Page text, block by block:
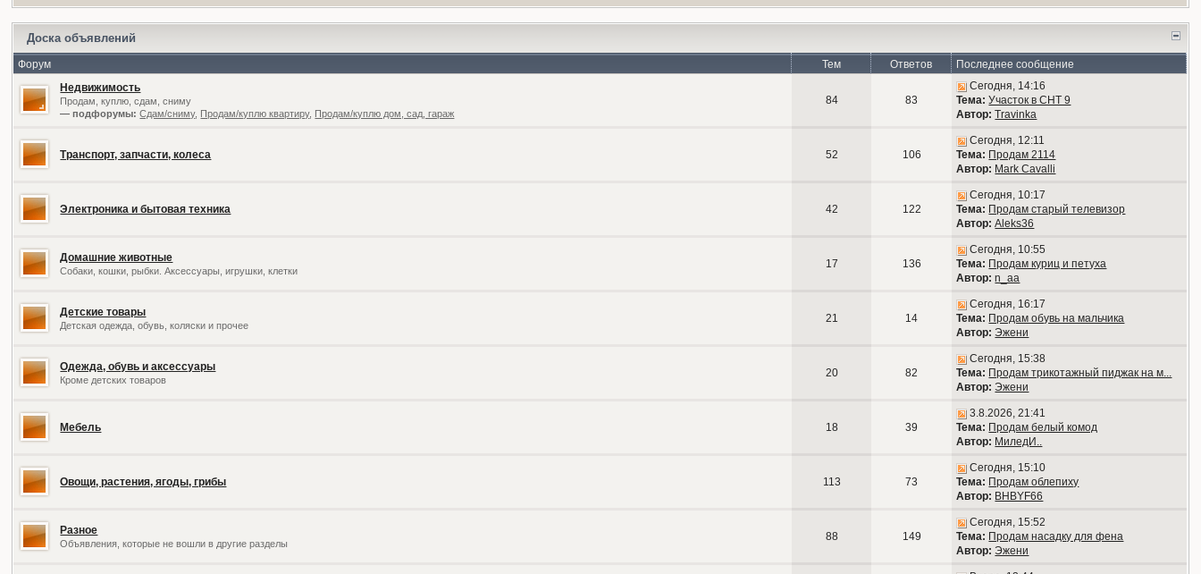
Доска объявлений
Форум Тем Ответов
Последнее сообщение
Недвижимость
Продам, куплю, сдам, сниму
— подфорумы: Сдам/сниму, Продам/куплю квартиру, Продам/куплю дом, сад, гараж
84 83
Сегодня, 14:16
Тема: Участок в СНТ 9
Автор: Travinka
Транспорт, запчасти, колеса 52 106
Сегодня, 12:11
Тема: Продам 2114
Автор: Mark Cavalli
Электроника и бытовая техника 42 122
Сегодня, 10:17
Тема: Продам старый телевизор
Автор: Aleks36
Домашние животные
Собаки, кошки, рыбки. Аксессуары, игрушки, клетки
17 136
Сегодня, 10:55
Тема: Продам куриц и петуха
Автор: n_aa
Детские товары
Детская одежда, обувь, коляски и прочее
21 14
Сегодня, 16:17
Тема: Продам обувь на мальчика
Автор: Эжени
Одежда, обувь и аксессуары
Кроме детских товаров
20 82
Сегодня, 15:38
Тема: Продам трикотажный пиджак на м...
Автор: Эжени
Мебель 18 39
3.8.2026, 21:41
Тема: Продам белый комод
Автор: МиледИ..
Овощи, растения, ягоды, грибы 113 73
Сегодня, 15:10
Тема: Продам облепиху
Автор: BHBYF66
Разное
Объявления, которые не вошли в другие разделы
88 149
Сегодня, 15:52
Тема: Продам насадку для фена
Автор: Эжени